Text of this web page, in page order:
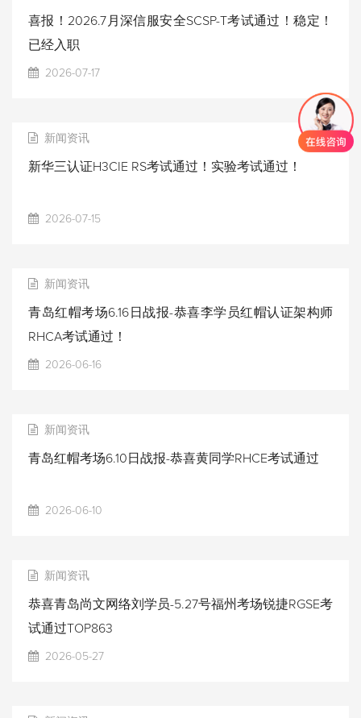
喜报！2026.7月深信服安全SCSP-T考试通过！稳定！
已经入职
2026-07-17
新闻资讯
新华三认证H3CIE RS考试通过！实验考试通过！
2026-07-15
新闻资讯
青岛红帽考场6.16日战报-恭喜李学员红帽认证架构师
RHCA考试通过！
2026-06-16
新闻资讯
青岛红帽考场6.10日战报-恭喜黄同学RHCE考试通过
2026-06-10
新闻资讯
恭喜青岛尚文网络刘学员-5.27号福州考场锐捷RGSE考
试通过TOP863
2026-05-27